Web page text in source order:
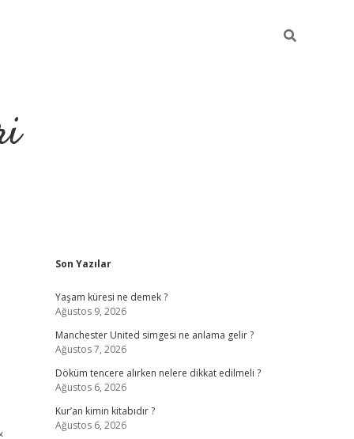
Sidebar
Son Yazılar
Yaşam küresi ne demek ?
Ağustos 9, 2026
Manchester United simgesi ne anlama gelir ?
Ağustos 7, 2026
Döküm tencere alırken nelere dikkat edilmeli ?
Ağustos 6, 2026
Kur’an kimin kitabıdır ?
Ağustos 6, 2026